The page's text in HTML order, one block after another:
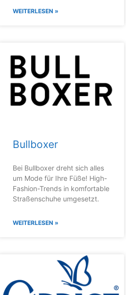
WEITERLESEN »
Bullboxer
Bei Bullboxer dreht sich alles
um Mode für Ihre Füße! High-
Fashion-Trends in komfortable
Straßenschuhe umgesetzt.
WEITERLESEN »